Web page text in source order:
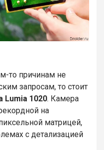
то причинам не
запросам, то стоит
Lumia 1020. Камера
на
матрицей,
с детализацией